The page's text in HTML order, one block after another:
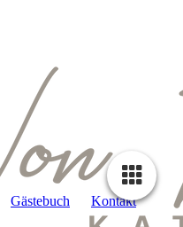
Gästebuch Kontakt